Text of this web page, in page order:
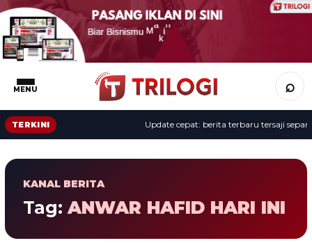
MENU ⌕
TERKINI Update cepat: berita terbaru tersaji
KANAL BERITA
Tag: ANWAR HAFID HARI INI